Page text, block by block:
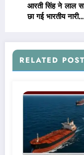
आरती सिंह ने लाल
छा गई भारतीय
RELATED